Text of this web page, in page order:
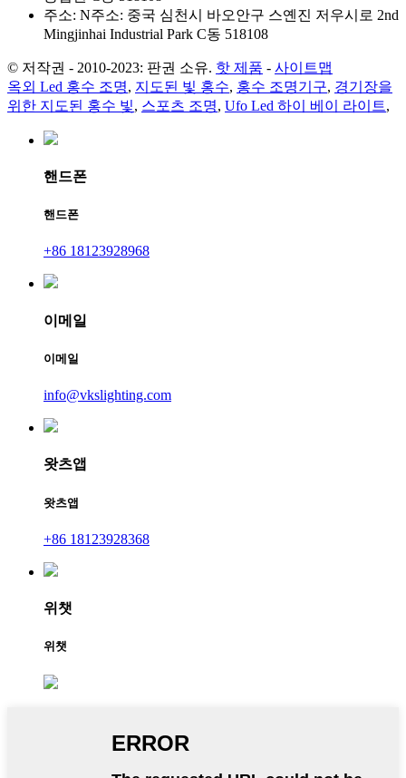
주소: N주소: 중국 심천시 바오안구 스옌진 저우시로 2nd
Mingjinhai Industrial Park C동 518108
© 저작권 - 2010-2023: 판권 소유. 핫 제품 - 사이트맵
옥외 Led 홍수 조명, 지도된 빛 홍수, 홍수 조명기구, 경기장을
위한 지도된 홍수 빛, 스포츠 조명, Ufo Led 하이 베이 라이트,
핸드폰
핸드폰
+86 18123928968
이메일
이메일
info@vkslighting.com
왓츠앱
왓츠앱
+86 18123928368
위챗
위챗